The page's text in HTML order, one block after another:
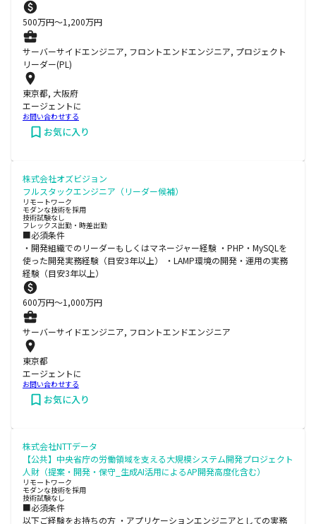
500万円〜1,200万円
サーバーサイドエンジニア, フロントエンドエンジニア, プロジェクト
リーダー(PL)
東京都, 大阪府
エージェントに
お問い合わせする
お気に入り
株式会社オズビジョン
フルスタックエンジニア（リーダー候補）
リモートワーク
モダンな技術を採用
技術試験なし
フレックス出勤・時差出勤
■必須条件
・開発組織でのリーダーもしくはマネージャー経験 ・PHP・MySQLを
使った開発実務経験（目安3年以上） ・LAMP環境の開発・運用の実務
経験（目安3年以上）
600万円〜1,000万円
サーバーサイドエンジニア, フロントエンドエンジニア
東京都
エージェントに
お問い合わせする
お気に入り
株式会社NTTデータ
【公共】中央省庁の労働領域を支える大規模システム開発プロジェクト
人財（提案・開発・保守_生成AI活用によるAP開発高度化含む）
リモートワーク
モダンな技術を採用
技術試験なし
■必須条件
以下ご経験をお持ちの方 ・アプリケーションエンジニアとしての実務